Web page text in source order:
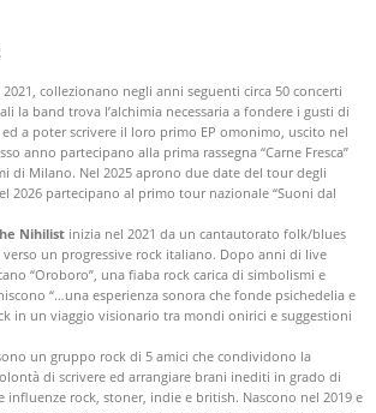
2021, collezionano negli anni seguenti circa 50 concerti
la band trova l’alchimia necessaria a fondere i gusti di
a poter scrivere il loro primo EP omonimo, uscito nel
anno partecipano alla prima rassegna “Carne Fresca”
di Milano. Nel 2025 aprono due date del tour degli
2026 partecipano al primo tour nazionale “Suoni dal
Nihilist inizia nel 2021 da un cantautorato folk/blues
un progressive rock italiano. Dopo anni di live
“Oroboro”, una fiaba rock carica di simbolismi e
“…una esperienza sonora che fonde psichedelia e
in un viaggio visionario tra mondi onirici e suggestioni
un gruppo rock di 5 amici che condividono la
di scrivere ed arrangiare brani inediti in grado di
influenze rock, stoner, indie e british. Nascono nel 2019 e